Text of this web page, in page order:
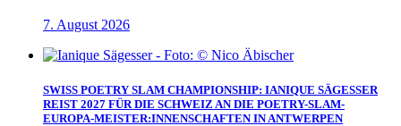
7. August 2026
SWISS POETRY SLAM CHAMPIONSHIP: IANIQUE SÄGESSER
REIST 2027 FÜR DIE SCHWEIZ AN DIE POETRY-SLAM-
EUROPA-MEISTER:INNENSCHAFTEN IN ANTWERPEN